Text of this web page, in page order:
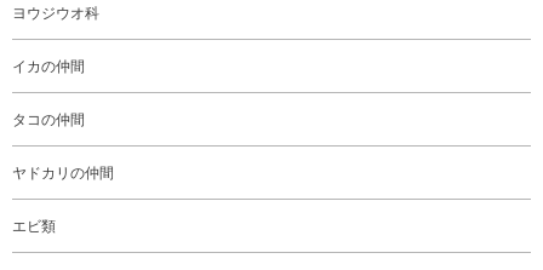
ヨウジウオ科
イカの仲間
タコの仲間
ヤドカリの仲間
エビ類